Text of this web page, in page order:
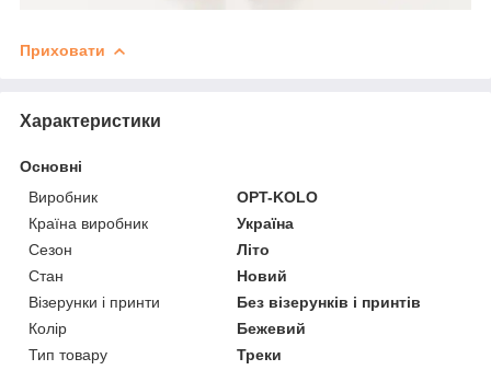
Приховати
Характеристики
Основні
Виробник
OPT-KOLO
Країна виробник
Україна
Сезон
Літо
Стан
Новий
Візерунки і принти
Без візерунків і принтів
Колір
Бежевий
Тип товару
Треки